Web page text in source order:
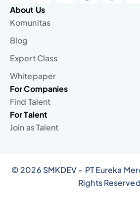
About Us
Komunitas
Blog
Expert Class
Whitepaper
For Companies
Find Talent
For Talent
Join as Talent
© 2026 SMKDEV – PT Eureka
Rights